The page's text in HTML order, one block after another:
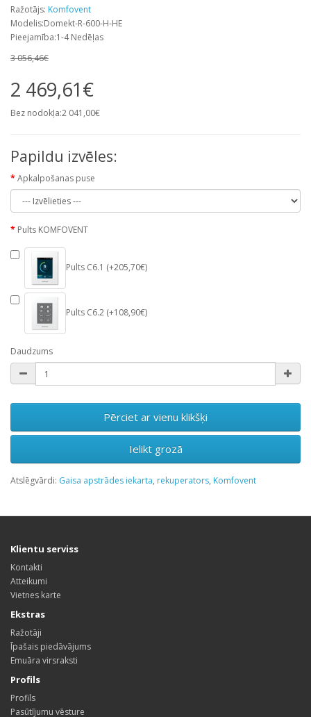
Ražotājs: Komfovent
Modelis:Domekt-R-600-H-HE
Pieejamība:1-4 Nedēļas
3 056,46€
2 469,61€
Bez nodokļa:2 041,00€
Papildu izvēles:
Apkalpošanas puse
Pults KOMFOVENT
Pults C6.1 (+205,70€)
Pults C6.2 (+108,90€)
Daudzums
Pērciet ar vienu klikšķi
Ielikt grozā
Atslēgvārdi: Gaisa apstrādes iekarta, rekuperators, Komfovent
Klientu serviss
Kontakti
Atteikumi
Vietnes karte
Ekstras
Ražotāji
Īpašais piedāvājums
Emuāra virsraksti
Profils
Profils
Pasūtījumu vēsture